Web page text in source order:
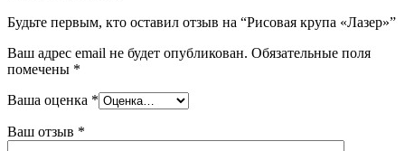
Будьте первым, кто оставил отзыв на “Рисовая крупа «Лазер»”
Ваш адрес email не будет опубликован. Обязательные поля
помечены *
Ваша оценка *
Ваш отзыв *